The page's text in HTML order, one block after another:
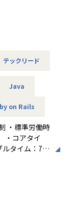
域特化型の人
作、販売
設計、制作、
局
特化型の人材
たAPIサーバ
える大規模シ
う作るか」の
ド基盤やアー
ます。
います。
入っていただ
テックリード
Java
on Rails
・標準労働時
・コアタイ
タイム：7:0